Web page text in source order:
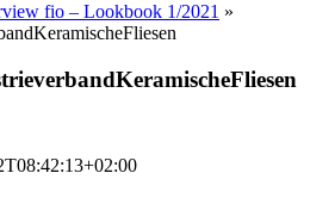
fio – Lookbook 1/2021 »